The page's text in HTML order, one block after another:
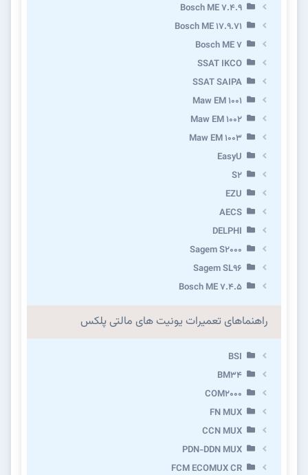
Bosch ME 7.4.9
Bosch ME 17.9.71
Bosch ME 7
SSAT IKCO
SSAT SAIPA
Maw EM 1001
Maw EM 1002
Maw EM 1003
EasyU
S2
EZU
AECS
DELPHI
Sagem S2000
Sagem SL96
Bosch ME 7.4.5
راهنماهای تعمیرات یونیت های مالتی پلکس
BSI
BM34
COM2000
FN MUX
CCN MUX
PDN-DDN MUX
FCM ECOMUX CR